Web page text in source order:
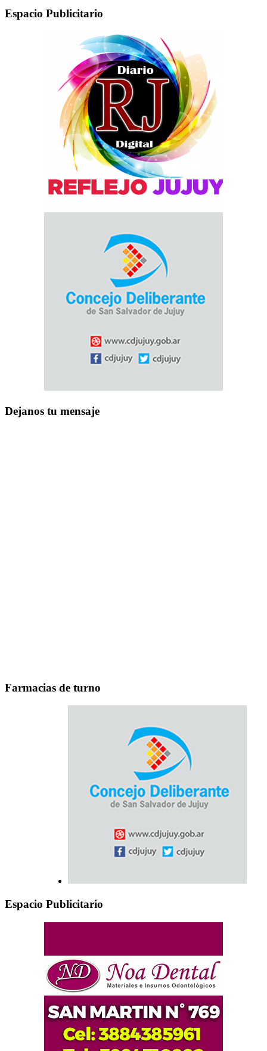
Espacio Publicitario
Dejanos tu mensaje
Farmacias de turno
Espacio Publicitario